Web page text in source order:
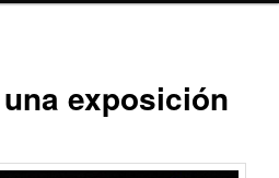
exposición